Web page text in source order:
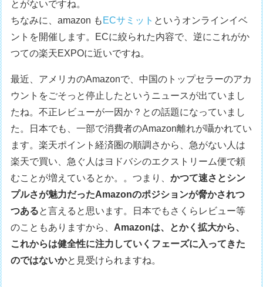
とがないですね。
ちなみに、amazon も ECサミット というオンラインイベ
ントを開催します。ECに絞られた内容で、逆にこれがか
つての楽天EXPOに近いですね。
最近、アメリカのAmazonで、中国のトップセラーのアカ
ウントをごそっと停止したというニュースが出ていまし
たね。不正レビューが一因か？との話題になっていまし
た。日本でも、一部で消費者のAmazon離れが囁かれてい
ます。楽天ポイント経済圏の順調さから、急がない人は
楽天で買い、急ぐ人はヨドバシのエクストリーム便で頼
むことが増えているとか。。つまり、かつて速さとシン
プルさが魅力だったAmazonのポジションが脅かされつ
つあると言えると思います。日本でもさくらレビュー等
のこともありますから、 Amazonは、とかく拡大から、
これからは健全性に注力していくフェーズに入ってきた
のではないかと見受けられますね。